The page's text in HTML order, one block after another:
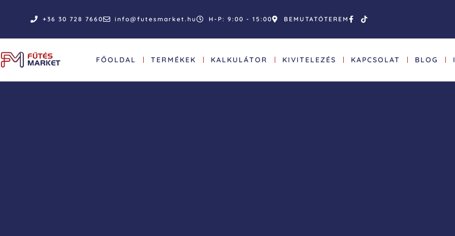
+36 30 728 7660 info@futesmarket.hu H-P: 9:00 - 15:00 BEMUTATÓTEREM
FŐOLDAL TERMÉKEK KALKULÁTOR KIVITELEZÉS KAPCSOLAT BLOG